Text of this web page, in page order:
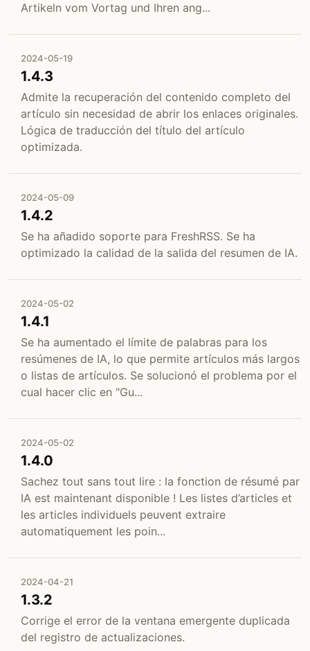
Artikeln vom Vortag und Ihren ang...
2024-05-19
1.4.3
Admite la recuperación del contenido completo del
artículo sin necesidad de abrir los enlaces originales.
Lógica de traducción del título del artículo
optimizada.
2024-05-09
1.4.2
Se ha añadido soporte para FreshRSS. Se ha
optimizado la calidad de la salida del resumen de IA.
2024-05-02
1.4.1
Se ha aumentado el límite de palabras para los
resúmenes de IA, lo que permite artículos más largos
o listas de artículos. Se solucionó el problema por el
cual hacer clic en "Gu...
2024-05-02
1.4.0
Sachez tout sans tout lire : la fonction de résumé par
IA est maintenant disponible ! Les listes d’articles et
les articles individuels peuvent extraire
automatiquement les poin...
2024-04-21
1.3.2
Corrige el error de la ventana emergente duplicada
del registro de actualizaciones.